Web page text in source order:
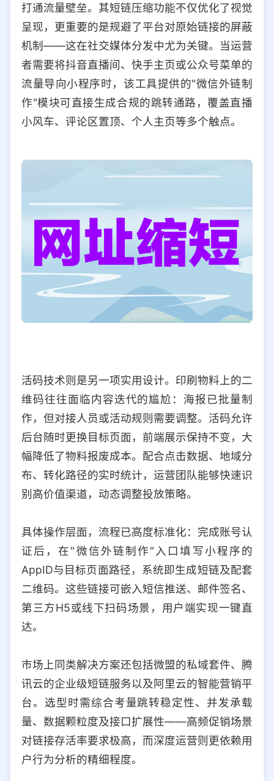
打通流量壁垒。其短链压缩功能不仅优化了视觉
呈现，更重要的是规避了平台对原始链接的屏蔽
机制——这在社交媒体分发中尤为关键。当运营
者需要将抖音直播间、快手主页或公众号菜单的
流量导向小程序时，该工具提供的"微信外链制
作"模块可直接生成合规的跳转通路，覆盖直播
小风车、评论区置顶、个人主页等多个触点。
活码技术则是另一项实用设计。印刷物料上的二
维码往往面临内容迭代的尴尬：海报已批量制
作，但对接人员或活动规则需要调整。活码允许
后台随时更换目标页面，前端展示保持不变，大
幅降低了物料报废成本。配合点击数据、地域分
布、转化路径的实时统计，运营团队能够快速识
别高价值渠道，动态调整投放策略。
具体操作层面，流程已高度标准化：完成账号认
证后，在"微信外链制作"入口填写小程序的
AppID与目标页面路径，系统即生成短链及配套
二维码。这些链接可嵌入短信推送、邮件签名、
第三方H5或线下扫码场景，用户端实现一键直
达。
市场上同类解决方案还包括微盟的私域套件、腾
讯云的企业级短链服务以及阿里云的智能营销平
台。选型时需综合考量跳转稳定性、并发承载
量、数据颗粒度及接口扩展性——高频促销场景
对链接存活率要求极高，而深度运营则更依赖用
户行为分析的精细程度。